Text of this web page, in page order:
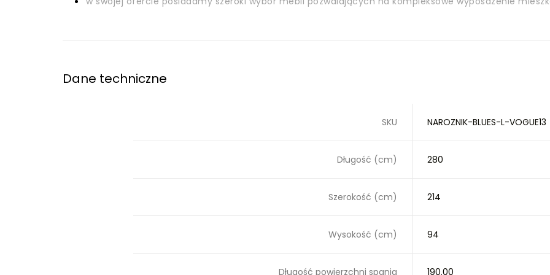
Dane techniczne
SKU NAROZNIK-BLUES-L-VOGUE13
Długość (cm) 280
Szerokość (cm) 214
Wysokość (cm) 94
Długość powierzchni spania 190.00